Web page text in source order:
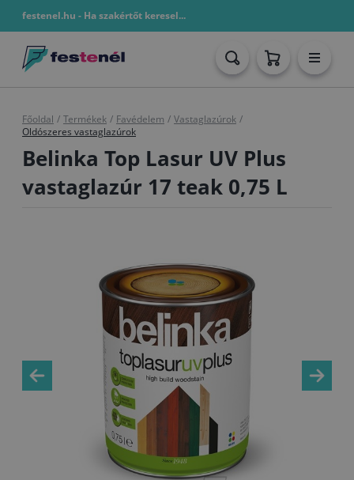
festenel.hu - Ha szakértőt keresel...
Főoldal / Termékek / Favédelem / Vastaglazúrok /
Oldószeres vastaglazúrok
Belinka Top Lasur UV Plus
vastaglazúr 17 teak 0,75 L